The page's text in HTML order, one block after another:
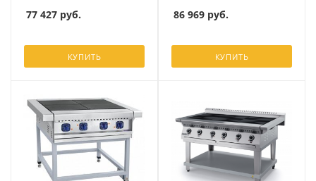
77 427 руб.
КУПИТЬ
86 969 руб.
КУПИТЬ